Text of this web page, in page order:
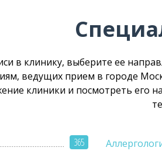
в клинику, выберите ее
ведущих прием в городе
клиники и посмотреть его
365